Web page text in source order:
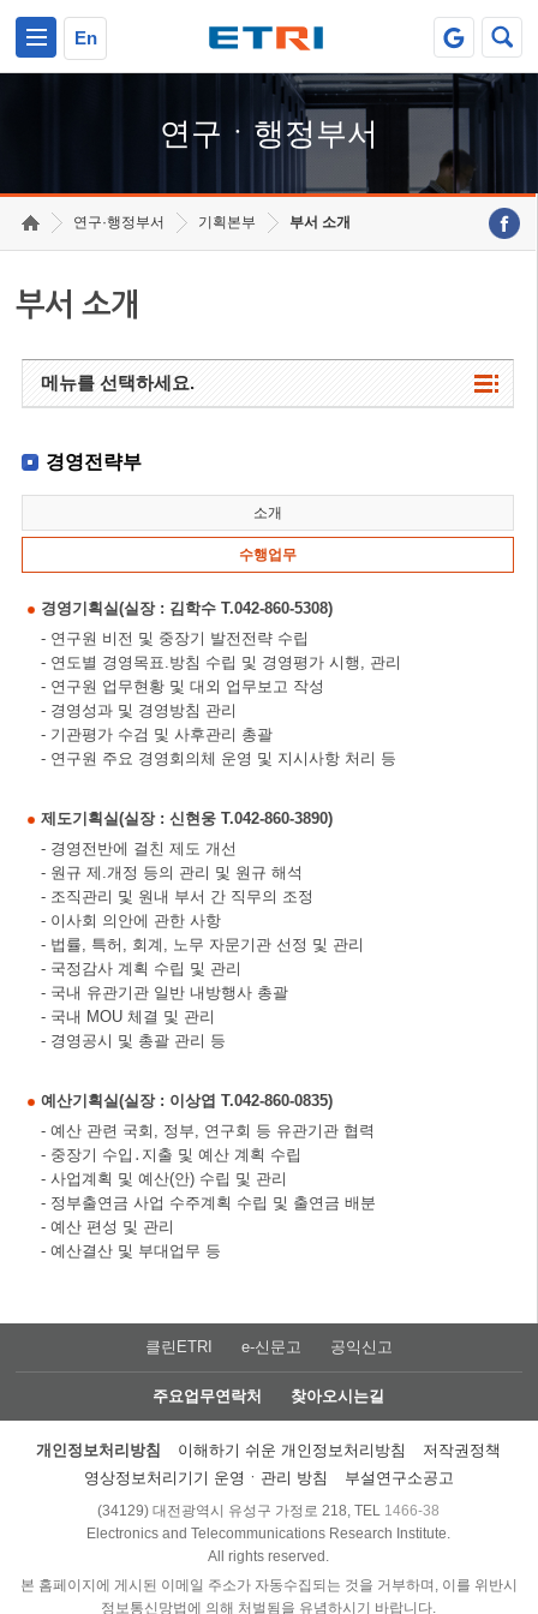
En
연구ㆍ행정부서
연구·행정부서 기획본부 부서 소개
부서 소개
메뉴를 선택하세요.
경영전략부
소개
수행업무
경영기획실(실장 : 김학수 T.042-860-5308)
- 연구원 비전 및 중장기 발전전략 수립
- 연도별 경영목표.방침 수립 및 경영평가 시행, 관리
- 연구원 업무현황 및 대외 업무보고 작성
- 경영성과 및 경영방침 관리
- 기관평가 수검 및 사후관리 총괄
- 연구원 주요 경영회의체 운영 및 지시사항 처리 등
제도기획실(실장 : 신현웅 T.042-860-3890)
- 경영전반에 걸친 제도 개선
- 원규 제.개정 등의 관리 및 원규 해석
- 조직관리 및 원내 부서 간 직무의 조정
- 이사회 의안에 관한 사항
- 법률, 특허, 회계, 노무 자문기관 선정 및 관리
- 국정감사 계획 수립 및 관리
- 국내 유관기관 일반 내방행사 총괄
- 국내 MOU 체결 및 관리
- 경영공시 및 총괄 관리 등
예산기획실(실장 : 이상엽 T.042-860-0835)
- 예산 관련 국회, 정부, 연구회 등 유관기관 협력
- 중장기 수입․지출 및 예산 계획 수립
- 사업계획 및 예산(안) 수립 및 관리
- 정부출연금 사업 수주계획 수립 및 출연금 배분
- 예산 편성 및 관리
- 예산결산 및 부대업무 등
클린ETRI e-신문고 공익신고
주요업무연락처 찾아오시는길
개인정보처리방침 이해하기 쉬운 개인정보처리방침
저작권정책
영상정보처리기기 운영ㆍ관리 방침
부설연구소공고
(34129) 대전광역시 유성구 가정로 218, TEL 1466-38
Electronics and Telecommunications Research Institute.
All rights reserved.
본 홈페이지에 게시된 이메일 주소가 자동수집되는 것을 거부하며, 이를 위반시
정보통신망법에 의해 처벌됨을 유념하시기 바랍니다.